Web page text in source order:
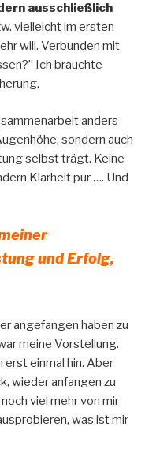
ausschließlich
vielleicht im ersten
will. Verbunden mit
Ich brauchte
anders
sondern auch
selbst trägt. Keine
Klarheit pur …. Und
und Erfolg,
angefangen haben zu
meine Vorstellung.
erst einmal hin. Aber
wieder anfangen zu
viel mehr von mir
was ist mir